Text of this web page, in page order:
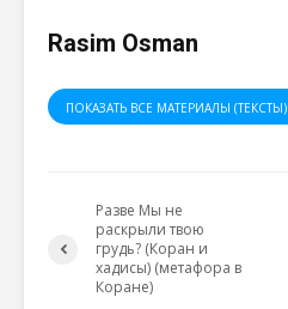
Rasim Osman
ПОКАЗАТЬ ВСЕ МАТЕРИАЛЫ (ТЕКСТЫ)
Разве Мы не
раскрыли твою
грудь? (Коран и
хадисы) (метафора в
Коране)